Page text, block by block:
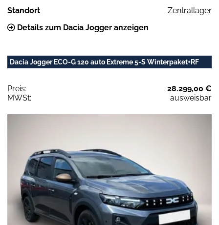
Standort
Zentrallager
Details zum Dacia Jogger anzeigen
Dacia Jogger ECO-G 120 auto Extreme 5-S Winterpaket+RF
Preis:
28.299,00 €
MWSt:
ausweisbar